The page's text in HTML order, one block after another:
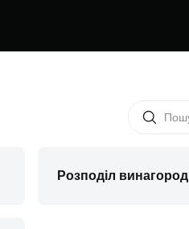
Розподіл винагород